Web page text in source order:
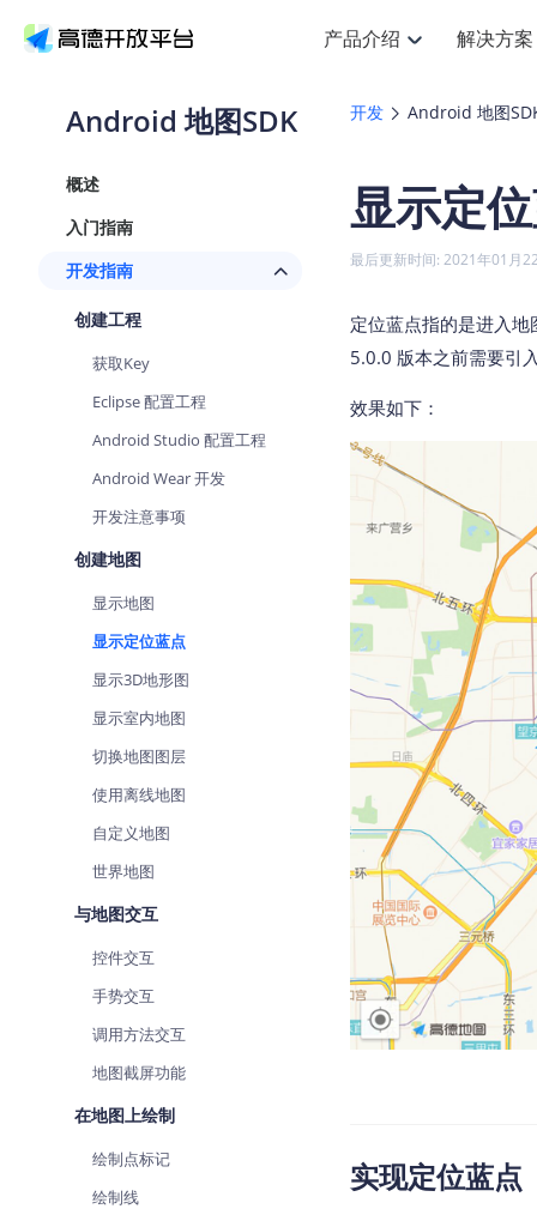
产品介绍
产品介绍 搜索定位
搜索 HOT
位置、周边、行政区、ID等查询
JS Android iOS
基于LBS的定位服务
Android iOS
位置名称与经纬度之间转换服务
地理围栏
虚拟空间围栏服务
iOS
天气查询
查询目标区域当前/未来天气
智能硬件定位
通过基站、Wifi获取位置信息
解决方案
解决方案 提供LBS领域的Agent解决方案
提供智能守护与运动出行解决方
智能眼镜实时导航及智慧出行解
世界地图 NEW
合规精确的两轮车场景导航
手机银行
提供手机银行APP地图应用
文档与支持 API
Web高级服务API
定价 产品定价
技术服务许可
Android定位
浏览器定位
自定义地图
Android 地图SDK
概述
入门指南
开发指南
创建工程
获取Key
Eclipse 配置工程
Android Studio 配置工程
Android Wear 开发
开发注意事项
创建地图
显示地图
显示定位蓝点
显示3D地形图
显示室内地图
切换地图图层
使用离线地图
自定义地图
世界地图
与地图交互
控件交互
手势交互
调用方法交互
地图截屏功能
在地图上绘制
绘制点标记
绘制线
开发 Android 地图
显示定
最后更新时间: 2021年01月
定位蓝点指的是进入
5.0.0 版本之前需要引
效果如下：
实现定位蓝点